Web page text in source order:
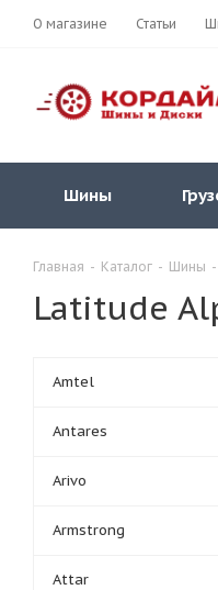
О магазине Статьи
Шины
Главная - Каталог - Шины -
Latitude
Amtel
Antares
Arivo
Armstrong
Attar